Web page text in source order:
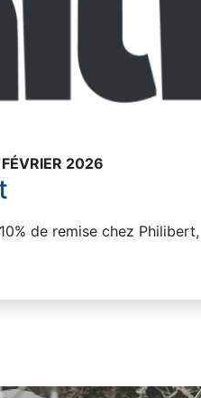
2026
de remise chez